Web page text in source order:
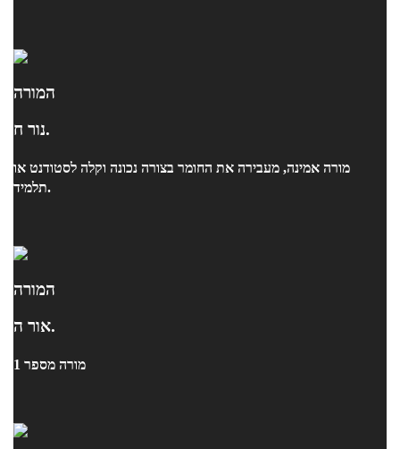
המורה
נור ח.
מורה אמינה, מעבירה את החומר בצורה נכונה וקלה לסטודנט או
תלמיד.
המורה
אור ה.
מורה מספר 1